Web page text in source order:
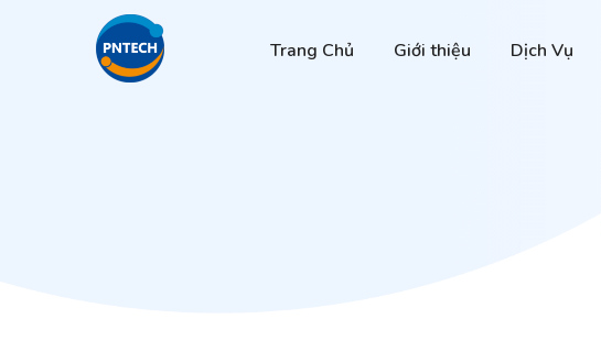
Trang Chủ Giới thiệu Dịch Vụ